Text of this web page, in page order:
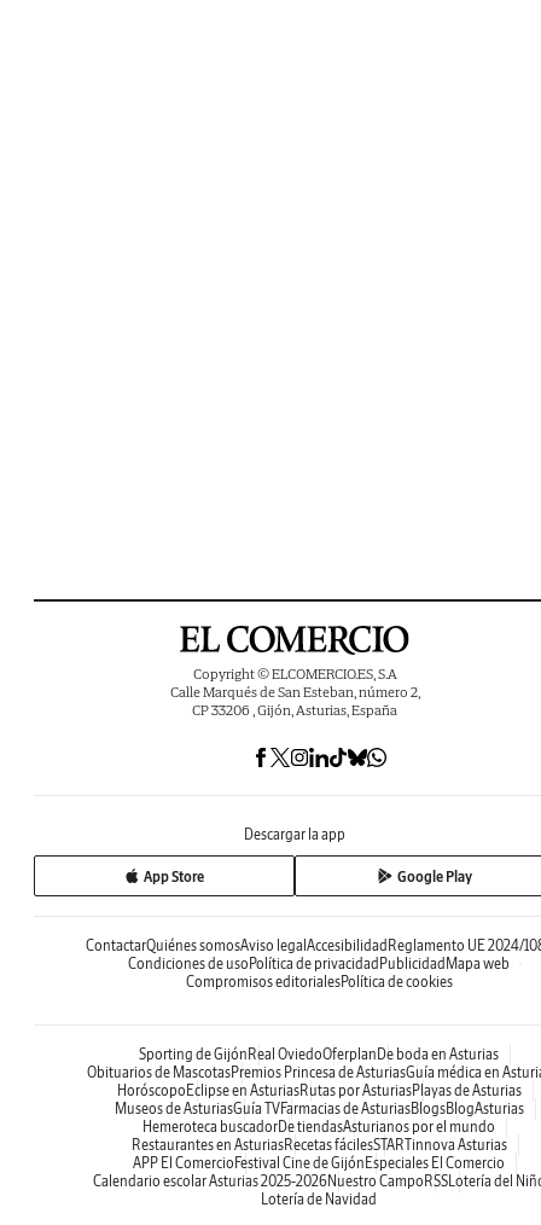
Copyright © ELCOMERCIO.ES, S.A
Calle Marqués de San Esteban, número 2,
CP 33206 , Gijón, Asturias, España
Descargar la app
App Store Google Play
ContactarQuiénes somosAviso legal Accesibilidad Reglamento UE 2024/
Condiciones de uso Política de privacidad Publicidad Mapa web
Compromisos editorialesPolítica de cookies
Sporting de Gijón Real OviedoOferplan De boda en Asturias
Obituarios de MascotasPremios Princesa de AsturiasGuía médica en
Horóscopo Eclipse en AsturiasRutas por AsturiasPlayas de Asturias
Museos de AsturiasGuía TVFarmacias de AsturiasBlogsBlogAsturias
Hemeroteca buscadorDe tiendasAsturianos por el mundo
Restaurantes en AsturiasRecetas fácilesSTARTinnova Asturias
APP El Comercio Festival Cine de Gijón Especiales El Comercio
Calendario escolar Asturias 2025-2026Nuestro Campo RSSLotería del
Lotería de Navidad